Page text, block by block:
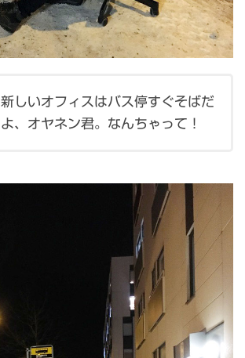
新しいオフィスはバス停すぐそばだ
よ、オヤネン君。なんちゃって！